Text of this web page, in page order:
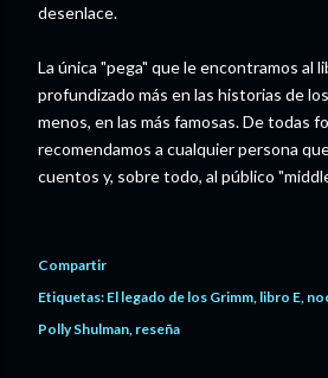
desenlace.
La única "pega" que le encontramos al
profundizado más en las historias de
menos, en las más famosas. De todas
recomendamos a cualquier persona
cuentos y, sobre todo, al público
Compartir
Etiquetas: El legado de los Grimm libro E
Polly Shulman reseña